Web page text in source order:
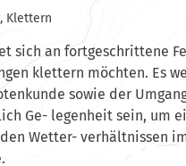
, Klettern
sich an fortgeschrittene
klettern möchten. Es
sowie der
Ge- legenheit sein, um
Wetter- verhältnissen